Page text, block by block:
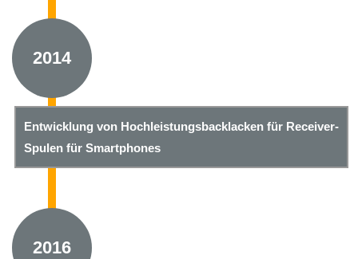
2014
Entwicklung von Hochleistungsbacklacken für Receiver-
Spulen für Smartphones
2016